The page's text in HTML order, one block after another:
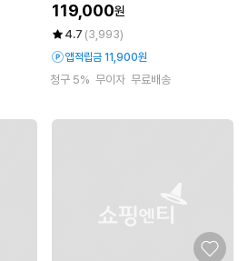
119,000원
4.7 (3,993)
앱적립금 11,900원
청구 5% 무이자 무료배송